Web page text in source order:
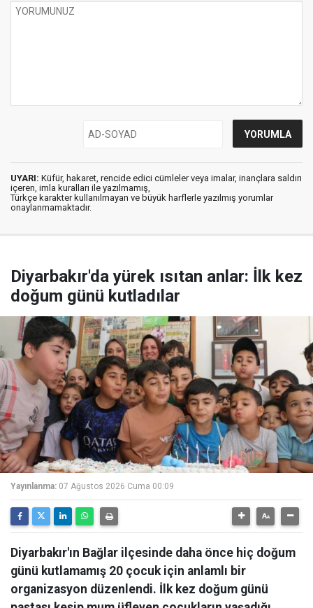
UYARI: Küfür, hakaret, rencide edici cümleler veya imalar, inançlara saldırı
içeren, imla kuralları ile yazılmamış,
Türkçe karakter kullanılmayan ve büyük harflerle yazılmış yorumlar
onaylanmamaktadır.
Diyarbakır'da yürek ısıtan anlar: İlk kez
doğum günü kutladılar
Yayınlanma: 07 Ağustos 2026 Cuma 00:09
Diyarbakır'ın Bağlar ilçesinde daha önce hiç doğum
günü kutlamamış 20 çocuk için anlamlı bir
organizasyon düzenlendi. İlk kez doğum günü